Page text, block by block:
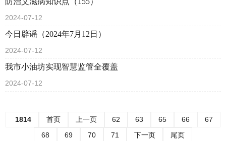
2024-07-12
今日辟谣（2024年7月12日）
2024-07-12
我市小油坊实现智慧监管全覆盖
2024-07-12
1814 首页 上一页 62 63 65 66
67
68
69 70 71 下一页 尾页